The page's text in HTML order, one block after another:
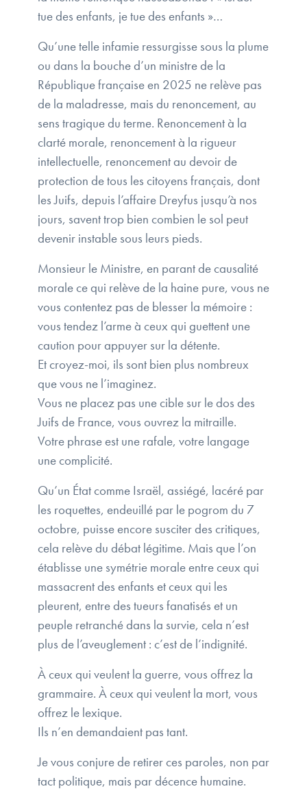
tue des enfants, je tue des enfants »…
Qu’une telle infamie ressurgisse sous la plume
ou dans la bouche d’un ministre de la
République française en 2025 ne relève pas
de la maladresse, mais du renoncement, au
sens tragique du terme. Renoncement à la
clarté morale, renoncement à la rigueur
intellectuelle, renoncement au devoir de
protection de tous les citoyens français, dont
les Juifs, depuis l’affaire Dreyfus jusqu’à nos
jours, savent trop bien combien le sol peut
devenir instable sous leurs pieds.
Monsieur le Ministre, en parant de causalité
morale ce qui relève de la haine pure, vous ne
vous contentez pas de blesser la mémoire :
vous tendez l’arme à ceux qui guettent une
caution pour appuyer sur la détente.
Et croyez-moi, ils sont bien plus nombreux
que vous ne l’imaginez.
Vous ne placez pas une cible sur le dos des
Juifs de France, vous ouvrez la mitraille.
Votre phrase est une rafale, votre langage
une complicité.
Qu’un État comme Israël, assiégé, lacéré par
les roquettes, endeuillé par le pogrom du 7
octobre, puisse encore susciter des critiques,
cela relève du débat légitime. Mais que l’on
établisse une symétrie morale entre ceux qui
massacrent des enfants et ceux qui les
pleurent, entre des tueurs fanatisés et un
peuple retranché dans la survie, cela n’est
plus de l’aveuglement : c’est de l’indignité.
À ceux qui veulent la guerre, vous offrez la
grammaire. À ceux qui veulent la mort, vous
offrez le lexique.
Ils n’en demandaient pas tant.
Je vous conjure de retirer ces paroles, non par
tact politique, mais par décence humaine.